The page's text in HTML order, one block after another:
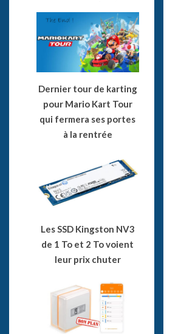
Dernier tour de karting
pour Mario Kart Tour
qui fermera ses portes
à la rentrée
Les SSD Kingston NV3
de 1 To et 2 To voient
leur prix chuter